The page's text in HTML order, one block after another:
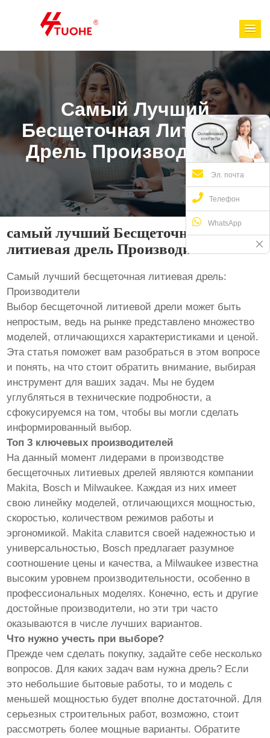
Самый Лучший
Бесщеточная Литиевая
Дрель Производители
самый лучший Бесщеточная
литиевая дрель Производители
Самый лучший бесщеточная литиевая дрель:
Производители
Выбор бесщеточной литиевой дрели может быть
непростым, ведь на рынке представлено множество
моделей, отличающихся характеристиками и ценой.
Эта статья поможет вам разобраться в этом вопросе
и понять, на что стоит обратить внимание, выбирая
инструмент для ваших задач. Мы не будем
углубляться в технические подробности, а
сфокусируемся на том, чтобы вы могли сделать
информированный выбор.
Топ 3 ключевых производителей
На данный момент лидерами в производстве
бесщеточных литиевых дрелей являются компании
Makita, Bosch и Milwaukee. Каждая из них имеет
свою линейку моделей, отличающихся мощностью,
скоростью, количеством режимов работы и
эргономикой. Makita славится своей надежностью и
универсальностью, Bosch предлагает разумное
соотношение цены и качества, а Milwaukee известна
высоким уровнем производительности, особенно в
профессиональных моделях. Конечно, есть и другие
достойные производители, но эти три часто
оказываются в числе лучших вариантов.
Что нужно учесть при выборе?
Прежде чем сделать покупку, задайте себе несколько
вопросов. Для каких задач вам нужна дрель? Если
это небольшие бытовые работы, то и модель с
меньшей мощностью будет вполне достаточной. Для
серьезных строительных работ, возможно, стоит
рассмотреть более мощные варианты. Обратите
Эл. почта
Телефон
WhatsApp